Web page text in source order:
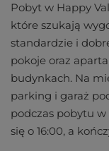
Pobyt w Happy
które szukają
standardzie i
pokoje oraz
budynkach. Na
parking i garaż
podczas pobytu
się o 16:00, a